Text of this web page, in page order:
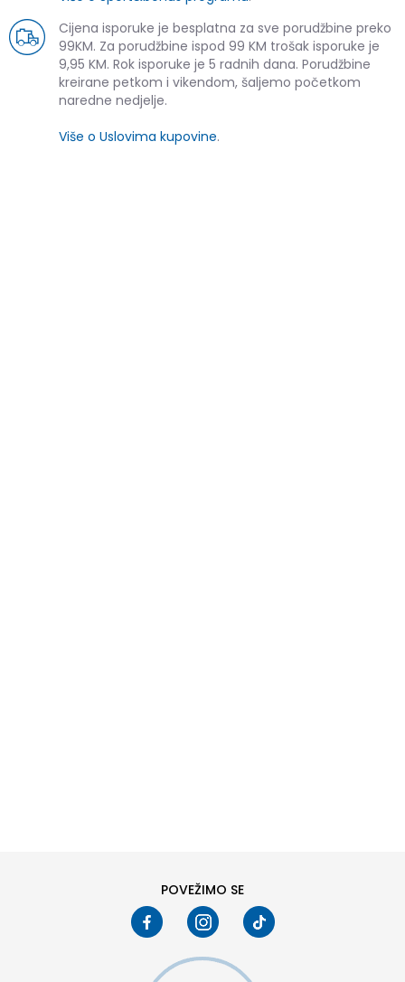
Cijena isporuke je besplatna za sve porudžbine preko
99KM. Za porudžbine ispod 99 KM trošak isporuke je
9,95 KM. Rok isporuke je 5 radnih dana. Porudžbine
kreirane petkom i vikendom, šaljemo početkom
naredne nedjelje.
Više o Uslovima kupovine.
POVEŽIMO SE